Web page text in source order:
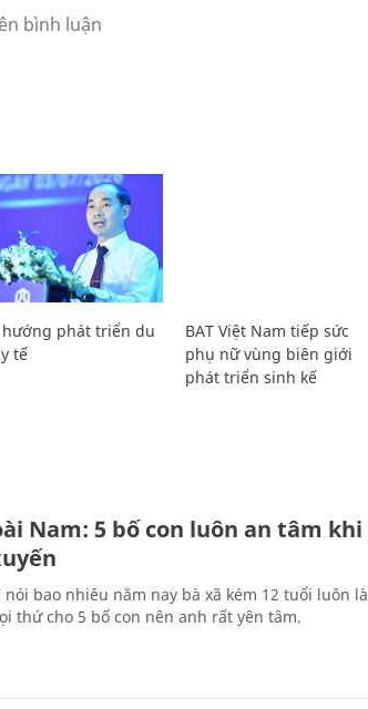
phát triển du
tế
BAT Việt Nam tiếp sức
phụ nữ vùng biên giới
phát triển sinh kế
Nam: 5 bố con luôn an tâm khi
nói bao nhiêu năm nay bà xã kém 12 tuổi luôn là
thứ cho 5 bố con nên anh rất yên tâm.